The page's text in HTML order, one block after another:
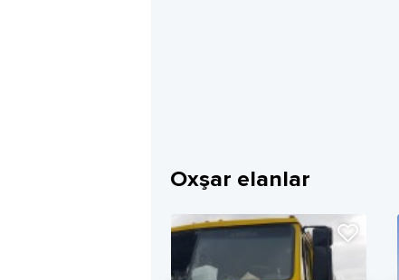
Oxşar elanlar